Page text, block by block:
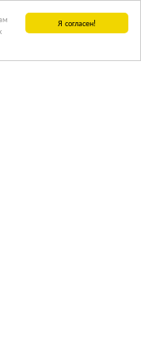
Я согласен!